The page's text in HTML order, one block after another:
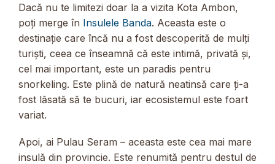
Dacă nu te limitezi doar la a vizita Kota Ambon,
poți merge în Insulele Banda. Aceasta este o
destinație care încă nu a fost descoperită de mulți
turiști, ceea ce înseamnă că este intimă, privată și,
cel mai important, este un paradis pentru
snorkeling. Este plină de natură neatinsă care ți-a
fost lăsată să te bucuri, iar ecosistemul este foart
variat.
Apoi, ai Pulau Seram – aceasta este cea mai mare
insulă din provincie. Este renumită pentru destul de